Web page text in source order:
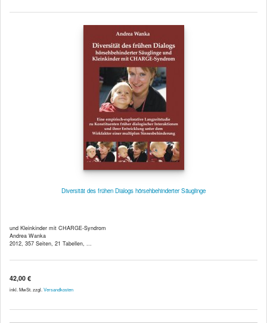
Diversität des frühen Dialogs hörsehbehinderter Säuglinge
und Kleinkinder mit CHARGE-Syndrom
Andrea Wanka
2012, 357 Seiten, 21 Tabellen, ...
42,00 €
inkl. MwSt. zzgl. Versandkosten